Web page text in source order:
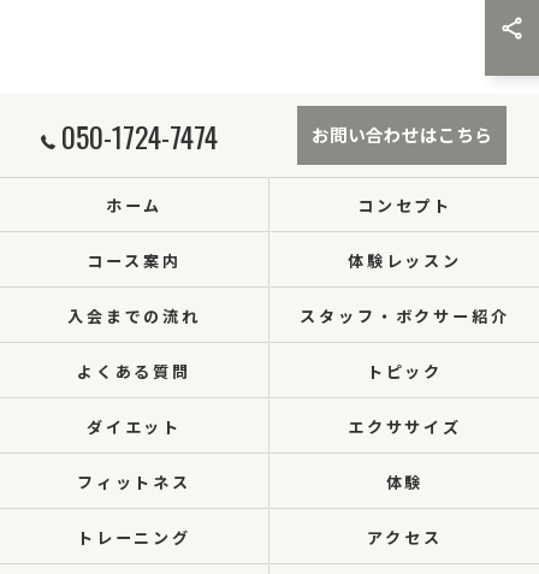
050-1724-7474 お問い合わせはこちら
ホーム コンセプト
コース案内 体験レッスン
入会までの流れ スタッフ・ボクサー紹介
よくある質問 トピック
ダイエット エクササイズ
フィットネス 体験
トレーニング アクセス